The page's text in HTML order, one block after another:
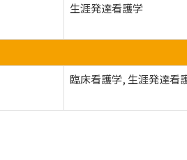
生涯発達看護学
臨床看護学, 生涯発達看